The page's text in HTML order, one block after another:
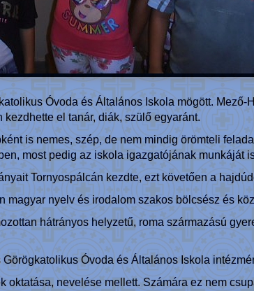
Óvoda és Általános Iskola mögött.
el tanár, diák, szülő egyaránt.
is nemes, szép, de nem mindig örömteli
most pedig az iskola igazgatójának munkáját
Tornyospálcán kezdte, ezt követően a
magyar nyelv és irodalom szakos bölcsész és
hátrányos helyzetű, roma származású
Óvoda és Általános Iskola
oktatása, nevelése mellett. Számára ez nem